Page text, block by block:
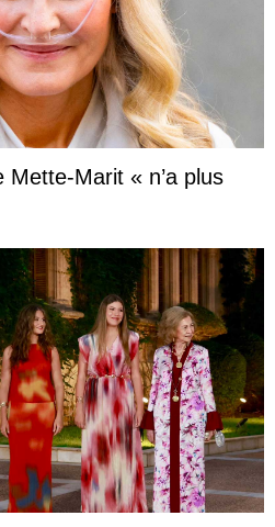
Marit « n’a plus